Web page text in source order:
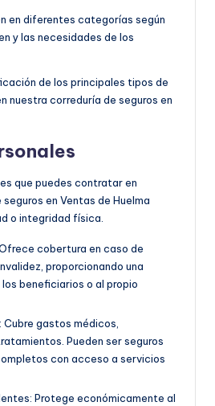
en diferentes categorías según
y las necesidades de los
de los principales tipos de
nuestra correduría de seguros en
que puedes contratar en
en Ventas de Huelma
o integridad física.
cobertura en caso de
proporcionando una
beneficiarios o al propio
Cubre gastos médicos,
Pueden ser seguros
con acceso a servicios
Protege económicamente al